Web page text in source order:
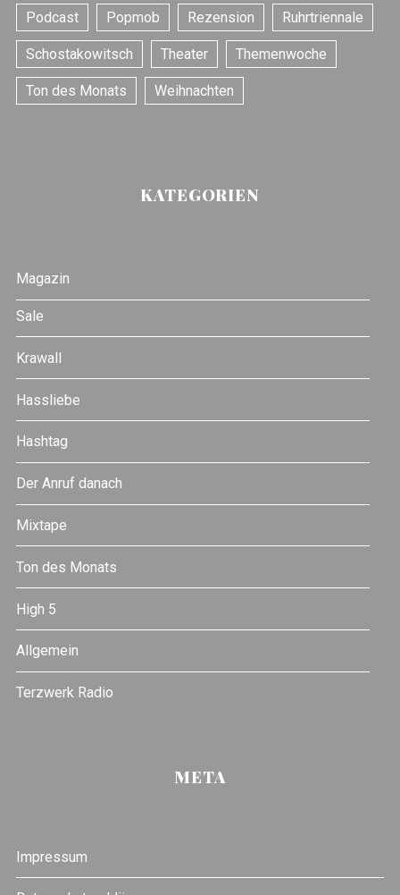
Podcast Popmob Rezension Ruhrtriennale
Schostakowitsch Theater Themenwoche
Ton des Monats Weihnachten
KATEGORIEN
Magazin
Sale
Krawall
Hassliebe
Hashtag
Der Anruf danach
Mixtape
Ton des Monats
High 5
Allgemein
Terzwerk Radio
META
Impressum
r
: